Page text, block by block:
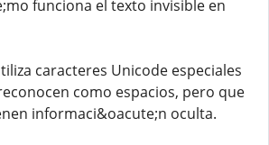
funciona el texto invisible en
caracteres Unicode especiales
como espacios, pero que
informaci&oacute;n oculta.